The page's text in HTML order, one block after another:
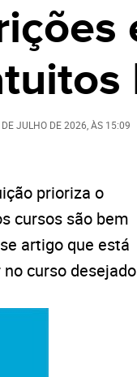
JULHO DE 2026 , ÀS 15:09
prioriza o
cursos são bem
artigo que está
curso